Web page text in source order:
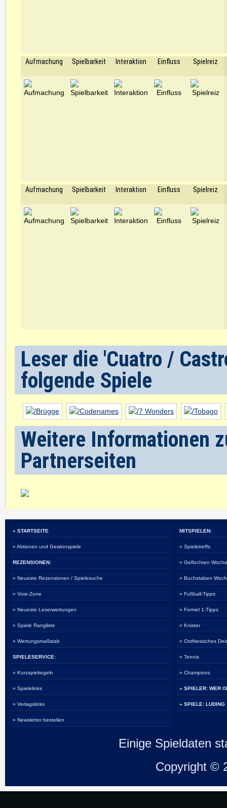
Aufmachung Spielbarkeit Interaktion Einfluss Spielreiz
Aufmachung Spielbarkeit Interaktion Einfluss Spielreiz
Leser die 'Cuatro /
folgende Spiele
Weitere Informationen
Partnerseiten
» STARTSEITE
» Aktionen und Gewinnspiele
REZENSIONEN:
» Neueste Rezensionen / Spielesuche
» Vote-Zone
» Neueste Leserwertungen
» Spiele Rangliste
» Wertungsmaßstab
SPIELESERVICE:
» Kurzspielregeln
» Spielelinks
» Verlagslinks
» Newsletter bestellen
MITSPIELEN:
» Spieletreffs
» Geflochten
» Buchstaben
» Fußball-Tipps
» Formel 1-Tipps
» Knister
» Ostfriesisches
» Tennis
» Champions
» SPIELER: WER
» SPIELE: LUDING
Einige Spieldaten
Copyright ©